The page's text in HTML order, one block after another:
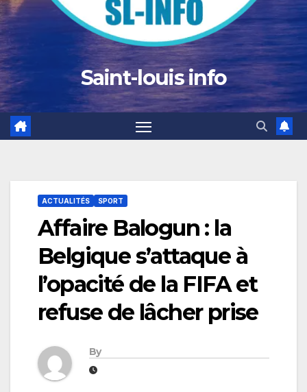
Saint-louis info
ACTUALITÉS SPORT
Affaire Balogun : la
Belgique s’attaque à
l’opacité de la FIFA et
refuse de lâcher prise
By